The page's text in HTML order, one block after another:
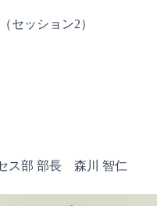
セッション2）
ス部 部長　森川 智仁